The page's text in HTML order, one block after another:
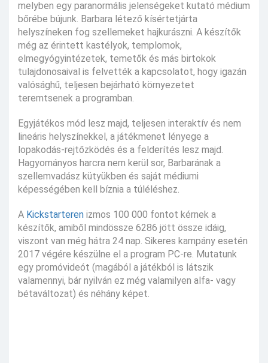
melyben egy paranormális jelenségeket kutató médium
bőrébe bújunk. Barbara létező kísértetjárta
helyszíneken fog szellemeket hajkurászni. A készítők
még az érintett kastélyok, templomok,
elmegyógyintézetek, temetők és más birtokok
tulajdonosaival is felvették a kapcsolatot, hogy igazán
valósághű, teljesen bejárható környezetet
teremtsenek a programban.
Egyjátékos mód lesz majd, teljesen interaktív és nem
lineáris helyszínekkel, a játékmenet lényege a
lopakodás-rejtőzködés és a felderítés lesz majd.
Hagyományos harcra nem kerül sor, Barbarának a
szellemvadász kütyükben és saját médiumi
képességében kell bíznia a túléléshez.
A Kickstarteren izmos 100 000 fontot kérnek a
készítők, amiből mindössze 6286 jött össze idáig,
viszont van még hátra 24 nap. Sikeres kampány esetén
2017 végére készülne el a program PC-re. Mutatunk
egy promóvideót (magából a játékból is látszik
valamennyi, bár nyilván ez még valamilyen alfa- vagy
bétaváltozat) és néhány képet.